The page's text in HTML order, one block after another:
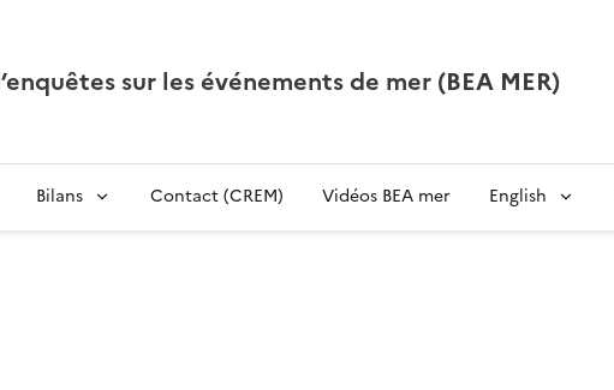
sur les événements de mer (BEA MER)
Bilans Contact (CREM) Vidéos BEA mer English